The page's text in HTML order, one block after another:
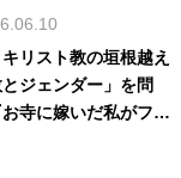
リスト教の垣根越え
とジェンダー」を問
寺に嫁いだ私がフェ